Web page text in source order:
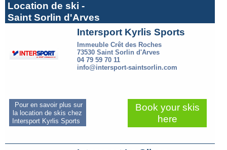
Location de ski -
Saint Sorlin d'Arves
Intersport Kyrlis Sports
Immeuble Crêt des Roches
73530 Saint Sorlin d'Arves
04 79 59 70 11
info@intersport-saintsorlin.com
Pour en savoir plus sur
la location de skis chez
Intersport Kyrlis Sports
Book your skis
here